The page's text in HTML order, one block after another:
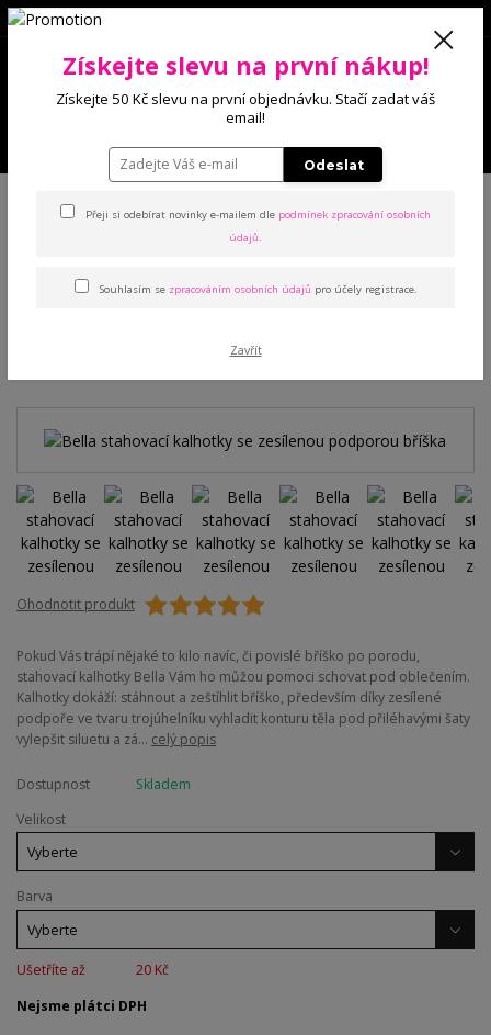
0 Kč
podporou bříška
Bella stahovací kalhotky se
Ohodnotit produkt
Pokud Vás trápí nějaké to kilo navíc, či povislé bříško po porodu,
stahovací kalhotky Bella Vám ho můžou pomoci schovat pod oblečením.
Kalhotky dokáží: stáhnout a zeštíhlit bříško, především díky zesílené
podpoře ve tvaru trojúhelníku vyhladit konturu těla pod přiléhavými šaty
vylepšit siluetu a zá... celý popis
Dostupnost
Skladem
Velikost
Barva
Ušetříte až
20 Kč
Nejsme plátci DPH
Získejte slevu na první nákup!
Získejte 50 Kč slevu na první objednávku. Stačí zadat váš
email!
Odeslat
Přeji si odebírat novinky e-mailem dle podmínek zpracování osobních
údajů.
Souhlasím se zpracováním osobních údajů pro účely registrace.
Zavřít